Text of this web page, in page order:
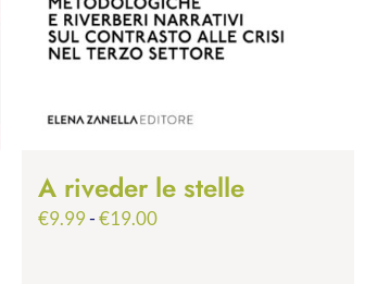
A riveder le stelle
€9.99-€19.00Fascia